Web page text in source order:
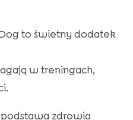
to świetny dodatek
w treningach,
zdrowia